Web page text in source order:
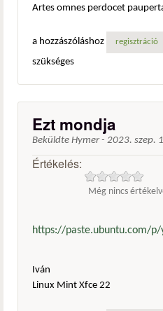
Artes omnes perdocet
a hozzászóláshoz regisztráció
szükséges
Ezt mondja
Beküldte Hymer- 2023. szep.
Értékelés:
Még nincs
https://paste.ubuntu.com/p/
Iván
Linux Mint Xfce 22